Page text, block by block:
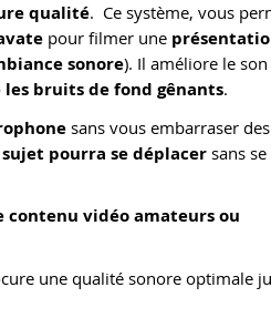
qualité. Ce système, vous
pour filmer une
sonore). Il améliore le
bruits de fond gênants.
sans vous embarraser
pourra se déplacersans
contenu vidéo amateurs ou
une qualité sonore optimale